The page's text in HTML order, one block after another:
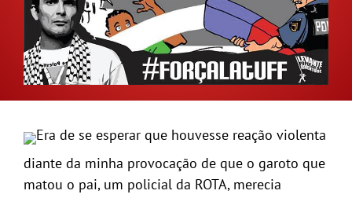
DOCUMENTOS
GALERIA
Era de se esperar que houvesse reação violenta
diante da minha provocação de que o garoto que
matou o pai, um policial da ROTA, merecia